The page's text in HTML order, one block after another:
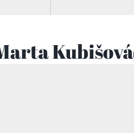
Kubišová